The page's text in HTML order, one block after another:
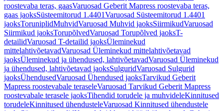
roostevaba teras, gaasVaruosad Geberit Mapress roostevaba teras,
gaas jaoksSüsteemitorud 1.4401Varuosad Süsteemitorud 1.4401
jaoksToruniplidMuhvidVaruosad Muhvid jaoksSiirmikudVaruosad
Siirmikud jaoksTorupõlvedVaruosad Torupõlved jaoksT-
detailidVaruosad T-detailid jaoksÜleminekud
mittelahtivõetavadVaruosad Üleminekud mittelahtivõetavad
jaoksÜleminekud ja ühendused, lahtivõetavadVaruosad Üleminekud
ja ühendused, lahtivõetavad jaoksSulguridVaruosad Sulgurid
jaoksÜhendusedVaruosad Ühendused jaoksTarvikud Geberit
Mapress roostevabale teraseleVaruosad Tarvikud Geberit Mapress
roostevabale terasele jaoksTihendid torudele ja muhvideleKinnitused
torudeleKinnitused ühendusteleVaruosad Kinnitused ühendustele